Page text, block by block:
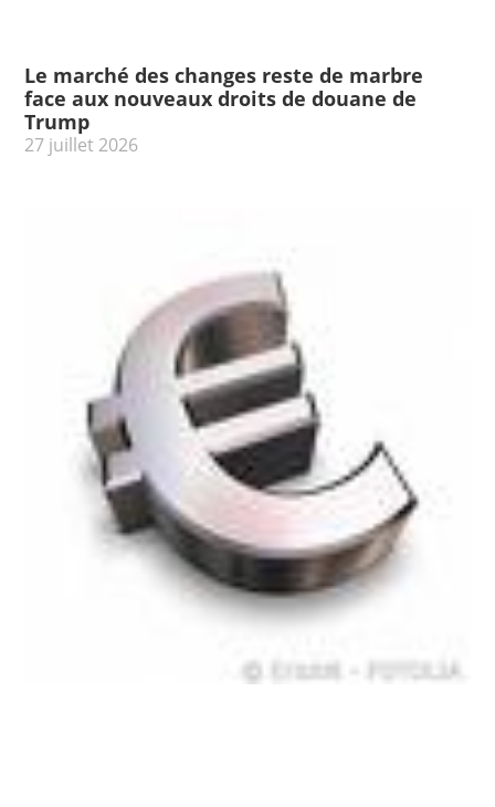
Le marché des changes reste de marbre
face aux nouveaux droits de douane de
Trump
27 juillet 2026